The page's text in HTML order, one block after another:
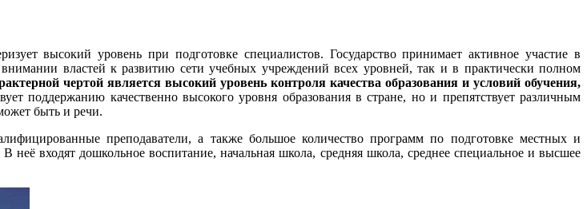
высокий уровень при подготовке специалистов. Государство принимает активное участие в
властей к развитию сети учебных учреждений всех уровней, так и в практически полном
чертой является высокий уровень контроля качества образования и условий обучения,
поддержанию качественно высокого уровня образования в стране, но и препятствует различным
быть и речи.
преподаватели, а также большое количество программ по подготовке местных и
неё входят дошкольное воспитание, начальная школа, средняя школа, среднее специальное и высшее